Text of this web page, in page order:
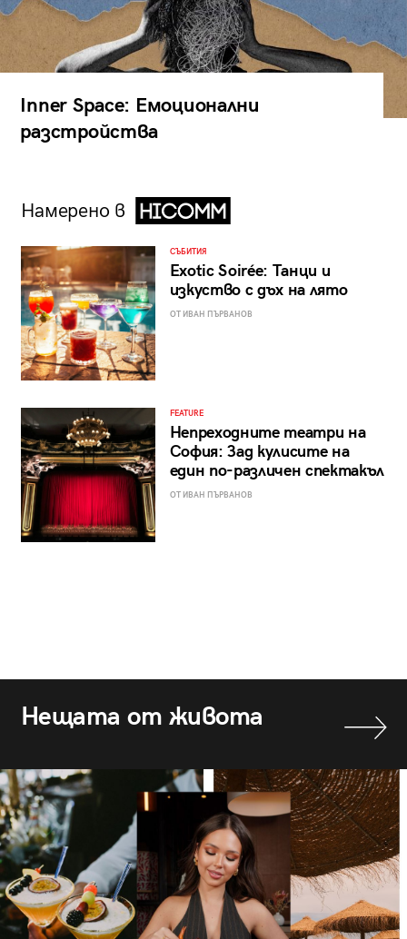
Inner Space: Емоционални
разстройства
Намерено в
СЪБИТИЯ
Exotic Soirée: Танци и
изкуство с дъх на лято
ОТ ИВАН ПЪРВАНОВ
FEATURE
Непреходните театри на
София: Зад кулисите на
един по-различен спектакъл
ОТ ИВАН ПЪРВАНОВ
Нещата от живота